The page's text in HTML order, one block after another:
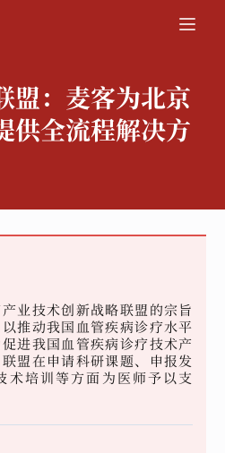
： 麦客为北京
供全流程解决方
业技术创新战略联盟的宗旨
推动我国血管疾病诊疗水平
进我国血管疾病诊疗技术产
盟在申请科研课题、申报发
术培训等方面为医师予以支